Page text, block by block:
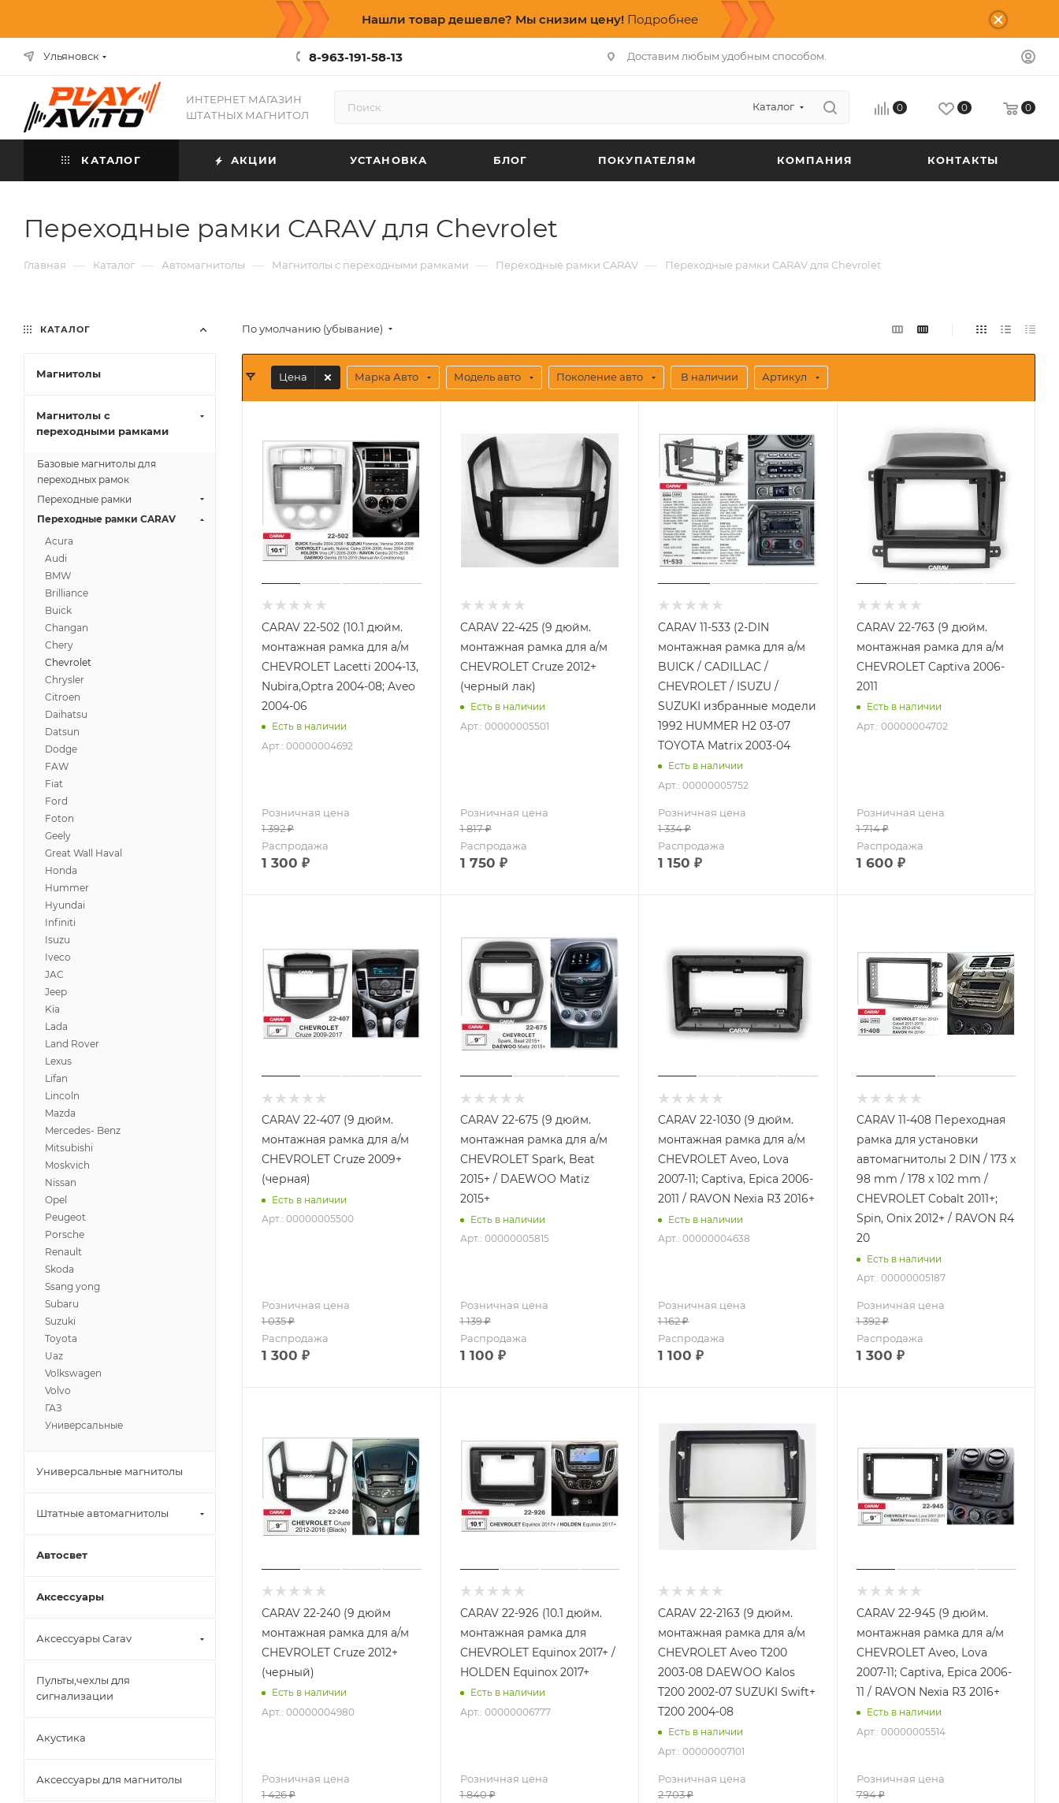
Нашли товар дешевле? Мы снизим цену! Подробнее
Ульяновск 8-963-191-58-13 Доставим любым удобным способом.
ИНТЕРНЕТ МАГАЗИН
ШТАТНЫХ МАГНИТОЛ
Каталог 0 0 0
КАТАЛОГ АКЦИИ УСТАНОВКА БЛОГ ПОКУПАТЕЛЯМ КОМПАНИЯ КОНТАКТЫ
Переходные рамки CARAV для Chevrolet
Главная — Каталог — Автомагнитолы — Магнитолы с переходными рамками — Переходные рамки CARAV — Переходные рамки CARAV для Chevrolet
По умолчанию (убывание)
Цена Марка Авто Модель авто Поколение авто В наличии Артикул
CARAV 22-502 (10.1 дюйм.
монтажная рамка для а/м
CHEVROLET Lacetti 2004-13,
Nubira,Optra 2004-08; Aveo
2004-06
Есть в наличии
Арт.: 00000004692
Розничная цена
1 392₽
Распродажа
1 300 ₽
CARAV 22-425 (9 дюйм.
монтажная рамка для а/м
CHEVROLET Cruze 2012+
(черный лак)
Есть в наличии
Арт.: 00000005501
Розничная цена
1 817₽
Распродажа
1 750 ₽
CARAV 11-533 (2-DIN
монтажная рамка для а/м
BUICK / CADILLAC /
CHEVROLET / ISUZU /
SUZUKI избранные модели
1992 HUMMER H2 03-07
TOYOTA Matrix 2003-04
Есть в наличии
Арт.: 00000005752
Розничная цена
1 334₽
Распродажа
1 150 ₽
CARAV 22-763 (9 дюйм.
монтажная рамка для а/м
CHEVROLET Captiva 2006-
2011
Есть в наличии
Арт.: 00000004702
Розничная цена
1 714₽
Распродажа
1 600 ₽
CARAV 22-407 (9 дюйм.
монтажная рамка для а/м
CHEVROLET Cruze 2009+
(черная)
Есть в наличии
Арт.: 00000005500
Розничная цена
1 035₽
Распродажа
1 300 ₽
CARAV 22-675 (9 дюйм.
монтажная рамка для а/м
CHEVROLET Spark, Beat
2015+ / DAEWOO Matiz
2015+
Есть в наличии
Арт.: 00000005815
Розничная цена
1 139₽
Распродажа
1 100 ₽
CARAV 22-1030 (9 дюйм.
монтажная рамка для а/м
CHEVROLET Aveo, Lova
2007-11; Captiva, Epica 2006-
2011 / RAVON Nexia R3 2016+
Есть в наличии
Арт.: 00000004638
Розничная цена
1 162₽
Распродажа
1 100 ₽
CARAV 11-408 Переходная
рамка для установки
автомагнитолы 2 DIN / 173 x
98 mm / 178 x 102 mm /
CHEVROLET Cobalt 2011+;
Spin, Onix 2012+ / RAVON R4
20
Есть в наличии
Арт.: 00000005187
Розничная цена
1 392₽
Распродажа
1 300 ₽
CARAV 22-240 (9 дюйм
монтажная рамка для а/м
CHEVROLET Cruze 2012+
(черный)
Есть в наличии
Арт.: 00000004980
Розничная цена
1 426₽
CARAV 22-926 (10.1 дюйм.
монтажная рамка для
CHEVROLET Equinox 2017+ /
HOLDEN Equinox 2017+
Есть в наличии
Арт.: 00000006777
Розничная цена
1 840₽
CARAV 22-2163 (9 дюйм.
монтажная рамка для а/м
CHEVROLET Aveo T200
2003-08 DAEWOO Kalos
T200 2002-07 SUZUKI Swift+
T200 2004-08
Есть в наличии
Арт.: 00000007101
Розничная цена
2 703₽
CARAV 22-945 (9 дюйм.
монтажная рамка для а/м
CHEVROLET Aveo, Lova
2007-11; Captiva, Epica 2006-
11 / RAVON Nexia R3 2016+
Есть в наличии
Арт.: 00000005514
Розничная цена
794₽
КАТАЛОГ
Магнитолы
Магнитолы с
переходными рамками
Базовые магнитолы для
переходных рамок
Переходные рамки
Переходные рамки CARAV
Acura
Audi
BMW
Brilliance
Buick
Changan
Chery
Chevrolet
Chrysler
Citroen
Daihatsu
Datsun
Dodge
FAW
Fiat
Ford
Foton
Geely
Great Wall Haval
Honda
Hummer
Hyundai
Infiniti
Isuzu
Iveco
JAC
Jeep
Kia
Lada
Land Rover
Lexus
Lifan
Lincoln
Mazda
Mercedes- Benz
Mitsubishi
Moskvich
Nissan
Opel
Peugeot
Porsche
Renault
Skoda
Ssang yong
Subaru
Suzuki
Toyota
Uaz
Volkswagen
Volvo
ГАЗ
Универсальные
Универсальные магнитолы
Штатные автомагнитолы
Автосвет
Аксессуары
Аксессуары Carav
Пульты,чехлы для
сигнализации
Акустика
Аксессуары для магнитолы